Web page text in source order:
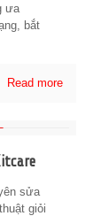
ưa
bắt
Read more
sửa
giỏi